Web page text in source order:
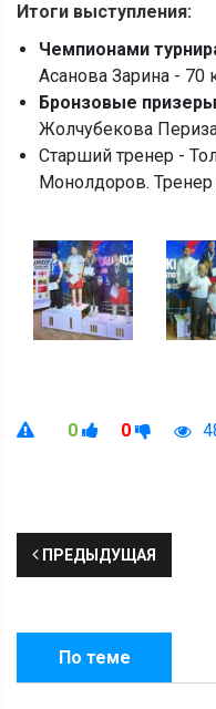
Итоги выступления:
Чемпионами
Асанова Зарина - 70
Бронзовые
Жолчубекова
Старший тренер -
Монолдоров.
0 0
ПРЕДЫДУЩАЯ
По теме